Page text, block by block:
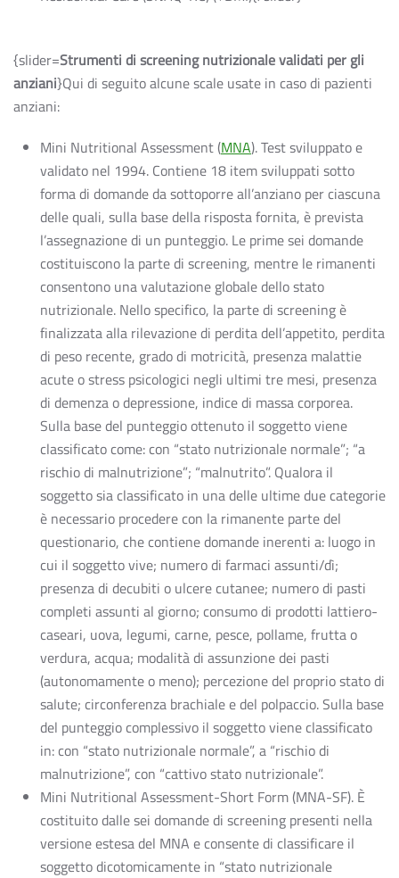
{slider=Strumenti di screening nutrizionale validati per gli
anziani}Qui di seguito alcune scale usate in caso di pazienti
anziani:
Mini Nutritional Assessment (MNA). Test sviluppato e
validato nel 1994. Contiene 18 item sviluppati sotto
forma di domande da sottoporre all’anziano per ciascuna
delle quali, sulla base della risposta fornita, è prevista
l’assegnazione di un punteggio. Le prime sei domande
costituiscono la parte di screening, mentre le rimanenti
consentono una valutazione globale dello stato
nutrizionale. Nello specifico, la parte di screening è
finalizzata alla rilevazione di perdita dell’appetito, perdita
di peso recente, grado di motricità, presenza malattie
acute o stress psicologici negli ultimi tre mesi, presenza
di demenza o depressione, indice di massa corporea.
Sulla base del punteggio ottenuto il soggetto viene
classificato come: con “stato nutrizionale normale”; “a
rischio di malnutrizione”; “malnutrito”. Qualora il
soggetto sia classificato in una delle ultime due categorie
è necessario procedere con la rimanente parte del
questionario, che contiene domande inerenti a: luogo in
cui il soggetto vive; numero di farmaci assunti/dì;
presenza di decubiti o ulcere cutanee; numero di pasti
completi assunti al giorno; consumo di prodotti lattiero-
caseari, uova, legumi, carne, pesce, pollame, frutta o
verdura, acqua; modalità di assunzione dei pasti
(autonomamente o meno); percezione del proprio stato di
salute; circonferenza brachiale e del polpaccio. Sulla base
del punteggio complessivo il soggetto viene classificato
in: con “stato nutrizionale normale”, a “rischio di
malnutrizione”, con “cattivo stato nutrizionale”.
Mini Nutritional Assessment-Short Form (MNA-SF). È
costituito dalle sei domande di screening presenti nella
versione estesa del MNA e consente di classificare il
soggetto dicotomicamente in “stato nutrizionale